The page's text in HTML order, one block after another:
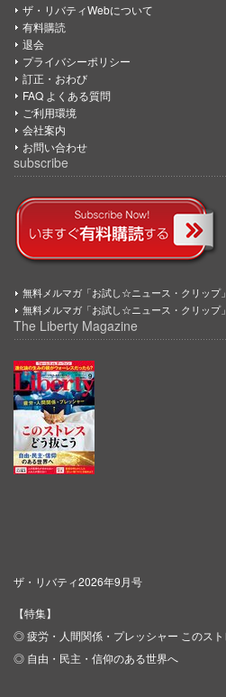
ザ・リバティWebについて
有料購読
退会
プライバシーポリシー
訂正・おわび
FAQ よくある質問
ご利用環境
会社案内
お問い合わせ
subscribe
無料メルマガ「お試し☆ニュース・クリップ
無料メルマガ「お試し☆ニュース・クリップ
The Liberty Magazine
ザ・リバティ2026年9月号
【特集】
◎ 疲労・人間関係・プレッシャー このスト
◎ 自由・民主・信仰のある世界へ